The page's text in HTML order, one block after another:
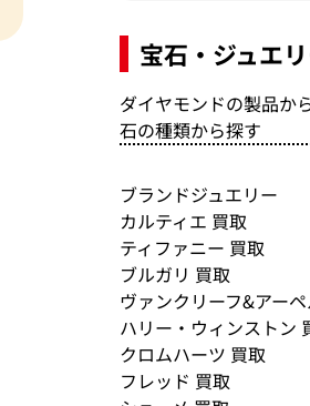
宝石・ジュエ
ダイヤモンドの製品か
石の種類から探す
ブランドジュエリー
カルティエ 買取
ティファニー 買取
ブルガリ 買取
ヴァンクリーフ&アー
ハリー・ウィンストン
クロムハーツ 買取
フレッド 買取